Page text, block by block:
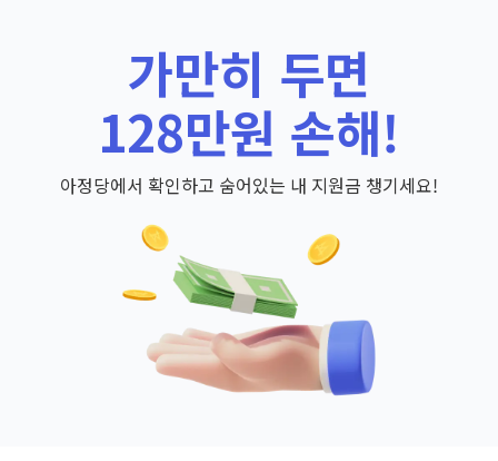
가만히 두면
128만원 손해!
아정당에서 확인하고 숨어있는 내 지원금 챙기세요!